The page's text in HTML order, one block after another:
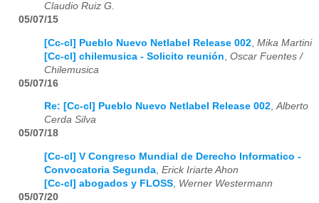
Claudio Ruiz G.
05/07/15
[Cc-cl] Pueblo Nuevo Netlabel Release 002 Mika Martini
[Cc-cl] chilemusica - Solicito reunión Oscar Fuentes /
Chilemusica
05/07/16
Re: [Cc-cl] Pueblo Nuevo Netlabel Release 002,Alberto
Cerda Silva
05/07/18
[Cc-cl] V Congreso Mundial de Derecho Informatico -
Convocatoria Segunda Erick Iriarte Ahon
[Cc-cl] abogados y FLOSS Werner Westermann
05/07/20